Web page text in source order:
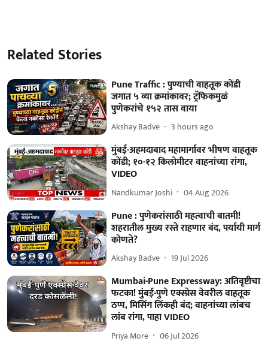
Related Stories
Pune Traffic : पुण्याची वाहतूक कोंडी
जगात ५ व्या क्रमांकावर; ट्रॅफिकमुळं
पुणेकरांचे १५२ तास वाया
Akshay Badve 3 hours ago
मुंबई-अहमदाबाद महामार्गावर भीषण वाहतूक
कोंडी; १०-१२ किलोमीटर वाहनांच्या रांगा,
VIDEO
Nandkumar Joshi 04 Aug 2026
Pune : पुणेकरांसाठी महत्वाची बातमी!
शहरातील मुख्य रस्ते राहणार बंद, पर्यायी मार्ग
कोणते?
Akshay Badve 19 Jul 2026
Mumbai-Pune Expressway: अतिवृष्टीचा
फटका! मुंबई-पुणे एक्स्प्रेस वेवरील वाहतूक
ठप्प, मिसिंग लिंकही बंद; वाहनांच्या लांबच
लांब रांगा, पाहा VIDEO
Priya More 06 Jul 2026